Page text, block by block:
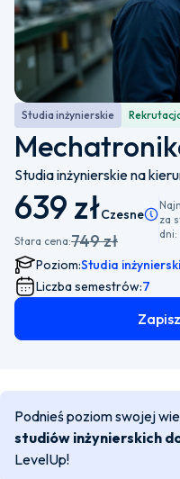
Studia inżynierskie
Studia inżynierskie na
639 złCzesne
Stara cena:749 zł
za
dni:
Poziom:Studia
Liczba semestrów:7
Podnieś poziom swojej
studiów inżynierskich
LevelUp!